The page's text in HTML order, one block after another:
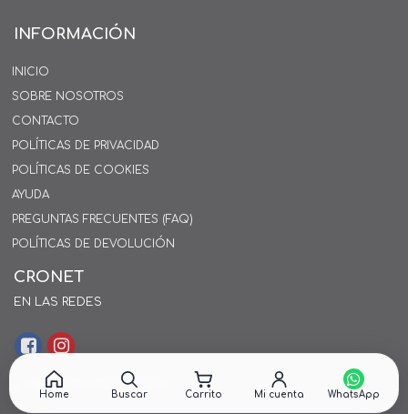
INFORMACIÓN
INICIO
SOBRE NOSOTROS
CONTACTO
POLÍTICAS DE PRIVACIDAD
POLÍTICAS DE COOKIES
AYUDA
PREGUNTAS FRECUENTES (FAQ)
POLÍTICAS DE DEVOLUCIÓN
CRONET
EN LAS REDES
¿DÓNDE ESTAMOS?
Home Buscar Carrito Mi cuenta